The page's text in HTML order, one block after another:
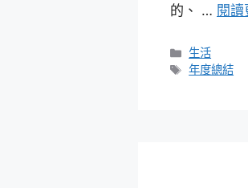
的、 … 閱讀
分
類
生活
標
年度總結